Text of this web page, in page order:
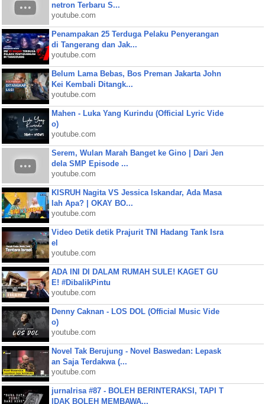
netron Terbaru S...
youtube.com
Penampakan 25 Terduga Pelaku Penyerangan
di Tangerang dan Jak...
youtube.com
Belum Lama Bebas, Bos Preman Jakarta John
Kei Kembali Ditangk...
youtube.com
Mahen - Luka Yang Kurindu (Official Lyric Vide
o)
youtube.com
Serem, Wulan Marah Banget ke Gino | Dari Jen
dela SMP Episode ...
youtube.com
KISRUH Nagita VS Jessica Iskandar, Ada Masa
lah Apa? | OKAY BO...
youtube.com
Video Detik detik Prajurit TNI Hadang Tank Isra
el
youtube.com
ADA INI DI DALAM RUMAH SULE! KAGET GU
E! #DibalikPintu
youtube.com
Denny Caknan - LOS DOL (Official Music Vide
o)
youtube.com
Novel Tak Berujung - Novel Baswedan: Lepask
an Saja Terdakwa (...
youtube.com
jurnalrisa #87 - BOLEH BERINTERAKSI, TAPI T
IDAK BOLEH MEMBAWA...